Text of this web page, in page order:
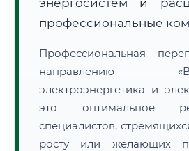
энергосистем и
профессиональные
Профессиональная
направлению
электроэнергетика и
это оптимальное
специалистов,
росту или желающих